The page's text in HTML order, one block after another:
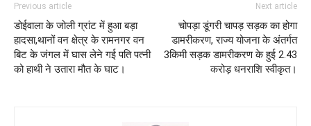
Previous article
डोईवाला के जोली ग्रांट में हुआ बड़ा
हादसा,थानों वन क्षेत्र के रामनगर वन
बिट के जंगल में घास लेने गई पति पत्नी
को हाथी ने उतारा मौत के घाट।
Next article
चोपड़ा डूंगरी चापड़ सड़क का होगा
डामरीकरण, राज्य योजना के अंतर्गत
3किमी सड़क डामरीकरण के हुई 2.43
करोड़ धनराशि स्वीकृत।